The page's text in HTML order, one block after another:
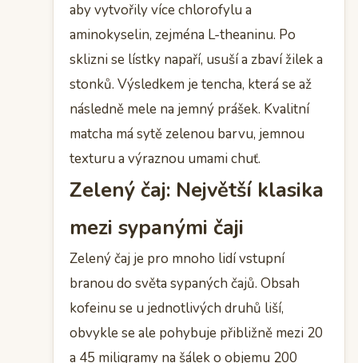
aby vytvořily více chlorofylu a
aminokyselin, zejména L-theaninu. Po
sklizni se lístky napaří, usuší a zbaví žilek a
stonků. Výsledkem je tencha, která se až
následně mele na jemný prášek. Kvalitní
matcha má sytě zelenou barvu, jemnou
texturu a výraznou umami chuť.
Zelený čaj: Největší klasika
mezi sypanými čaji
Zelený čaj je pro mnoho lidí vstupní
branou do světa sypaných čajů. Obsah
kofeinu se u jednotlivých druhů liší,
obvykle se ale pohybuje přibližně mezi 20
a 45 miligramy na šálek o objemu 200